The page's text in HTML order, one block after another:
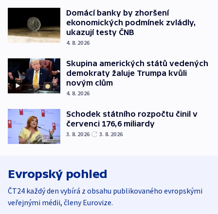
Domácí banky by zhoršení
ekonomických podmínek zvládly,
ukazují testy ČNB
4. 8. 2026
Skupina amerických států vedených
demokraty žaluje Trumpa kvůli
novým clům
4. 8. 2026
Schodek státního rozpočtu činil v
červenci 176,6 miliardy
3. 8. 2026 3. 8. 2026
Evropský pohled
ČT24 každý den vybírá z obsahu publikovaného evropskými
veřejnými médii, členy Eurovize.